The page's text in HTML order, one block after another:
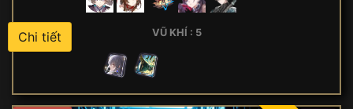
VŨ KHÍ : 5
Chi tiết